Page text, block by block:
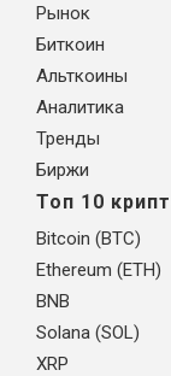
Рынок
Биткоин
Альткоины
Аналитика
Тренды
Биржи
Топ 10
Bitcoin (BTC)
Ethereum (ETH)
BNB
Solana (SOL)
XRP